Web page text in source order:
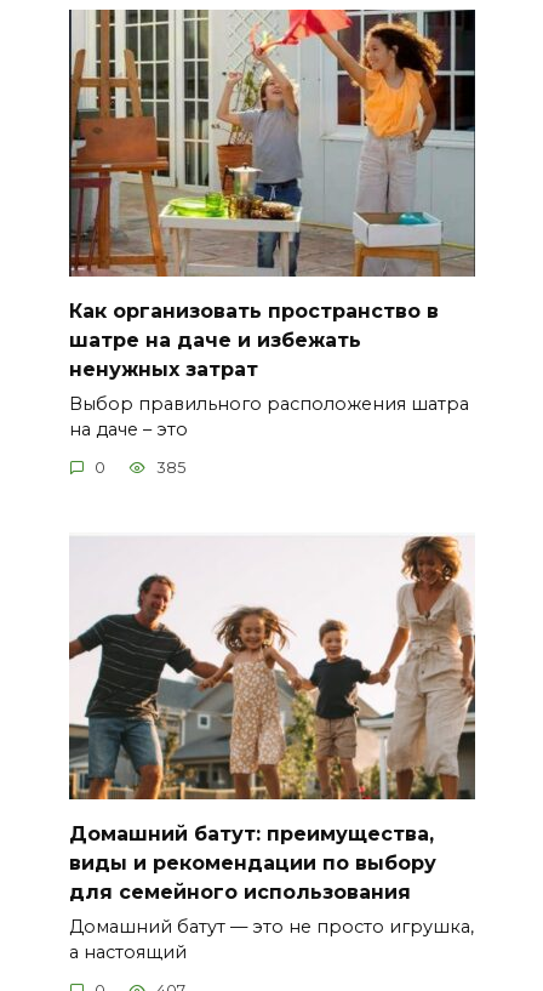
Как организовать пространство в
шатре на даче и избежать
ненужных затрат
Выбор правильного расположения шатра
на даче – это
0 385
Домашний батут: преимущества,
виды и рекомендации по выбору
для семейного использования
Домашний батут — это не просто игрушка,
а настоящий